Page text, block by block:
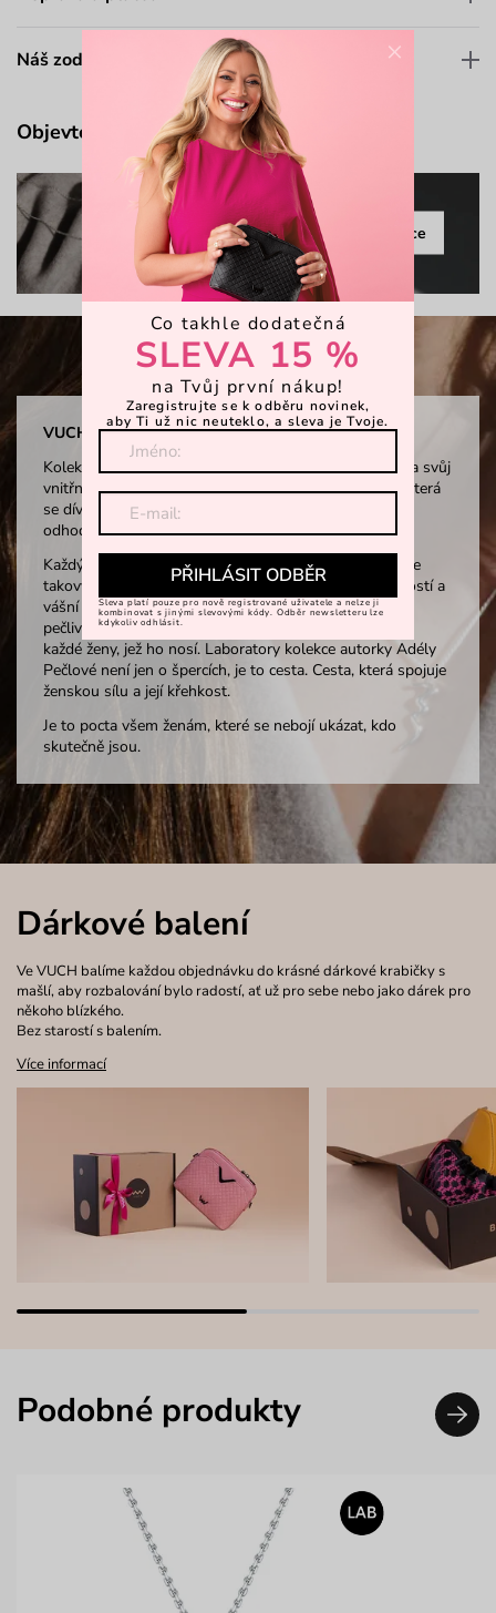
Náš zodpovědný přístup
Objevte více
Celá kolekce
VUCH LABORATORY × ADELA PECLOVA
Kolekce šperků Laboratory je oslavou ženy, která našla svůj
vnitřní klid i za neustálého pohybu života. Je to žena, která
se dívá do hlubin své duše, přijímá její světlo i stín a je
odhodlaná vykročit vpřed. Prostě jen taková, jaká je.
Každý šperk, vznikl cestou transformace a síly, stává se
takovým malým světem sám o sobě. Vznikal s trpělivostí a
vášní – ručně modelovaný z vosku, tvarovaný ohněm,
pečlivě broušený a leštěný do tvaru, který nese příběh
každé ženy, jež ho nosí. Laboratory kolekce autorky Adély
Pečlové není jen o špercích, je to cesta. Cesta, která spojuje
ženskou sílu a její křehkost.
Je to pocta všem ženám, které se nebojí ukázat, kdo
skutečně jsou.
Dárkové balení
Ve VUCH balíme každou objednávku do krásné dárkové krabičky s
mašlí, aby rozbalování bylo radostí, ať už pro sebe nebo jako dárek pro
někoho blízkého.
Bez starostí s balením.
Více informací
Podobné produkty
×
Co takhle dodatečná
SLEVA 15 %
na Tvůj první nákup!
Zaregistrujte se k odběru novinek,
aby Ti už nic neuteklo, a sleva je Tvoje.
PŘIHLÁSIT ODBĚR
Sleva platí pouze pro nově registrované uživatele a nelze ji
kombinovat s jinými slevovými kódy. Odběr newsletteru lze
kdykoliv odhlásit.